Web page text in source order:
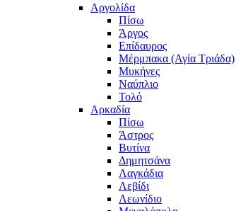
Αργολίδα
Πίσω
Άργος
Επίδαυρος
Μέρμπακα (Αγία Τριάδα)
Μυκήνες
Ναύπλιο
Τολό
Αρκαδία
Πίσω
Άστρος
Βυτίνα
Δημητσάνα
Λαγκάδια
Λεβίδι
Λεωνίδιο